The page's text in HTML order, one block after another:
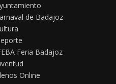
de Badajoz
Feria Badajoz
Online